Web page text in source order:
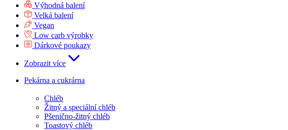
Výhodná balení
Velká balení
Vegan
Low carb výrobky
Dárkové poukazy
Zobrazit více
Pekárna a cukrárna
Chléb
Žitný a speciální chléb
Pšenično-žitný chléb
Toastový chléb